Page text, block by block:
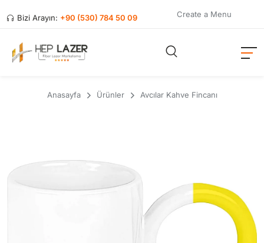
Bizi Arayın: +90 (530) 784 50 09 Create a Menu
Anasayfa Ürünler Avcılar Kahve Fincanı